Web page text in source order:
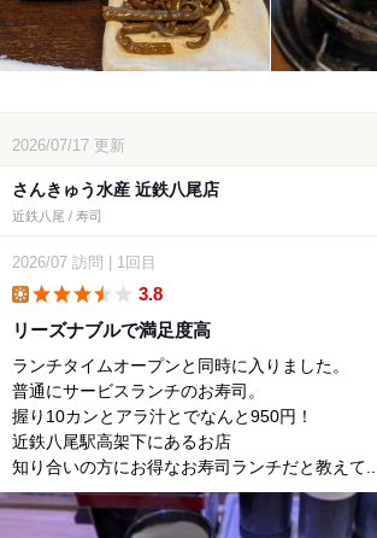
2026/07/17 更新
さんきゅう水産 近鉄八尾店
近鉄八尾 / 寿司
2026/07 訪問 | 1回目
3.8
リーズナブルで満足度高
ランチタイムオープンと同時に入りました。
普通にサービスランチのお寿司。
握り10カンとアラ汁とでなんと950円！
近鉄八尾駅高架下にあるお店
知り合いの方にお得なお寿司ランチだと教えて...